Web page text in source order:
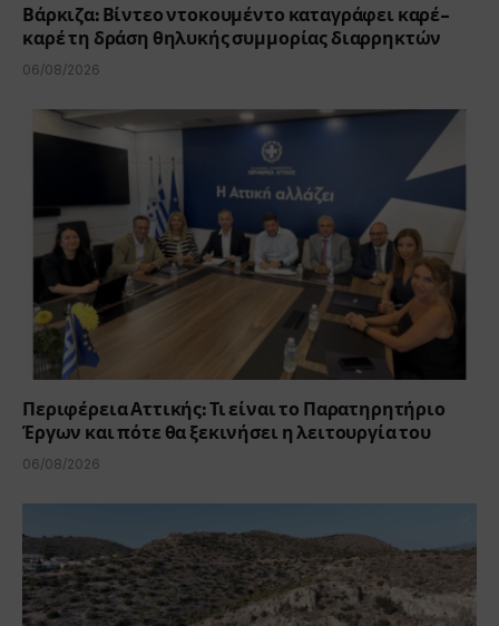
Βάρκιζα: Βίντεο ντοκουμέντο καταγράφει καρέ-
καρέ τη δράση θηλυκής συμμορίας διαρρηκτών
06/08/2026
Περιφέρεια Αττικής: Τι είναι το Παρατηρητήριο
Έργων και πότε θα ξεκινήσει η λειτουργία του
06/08/2026